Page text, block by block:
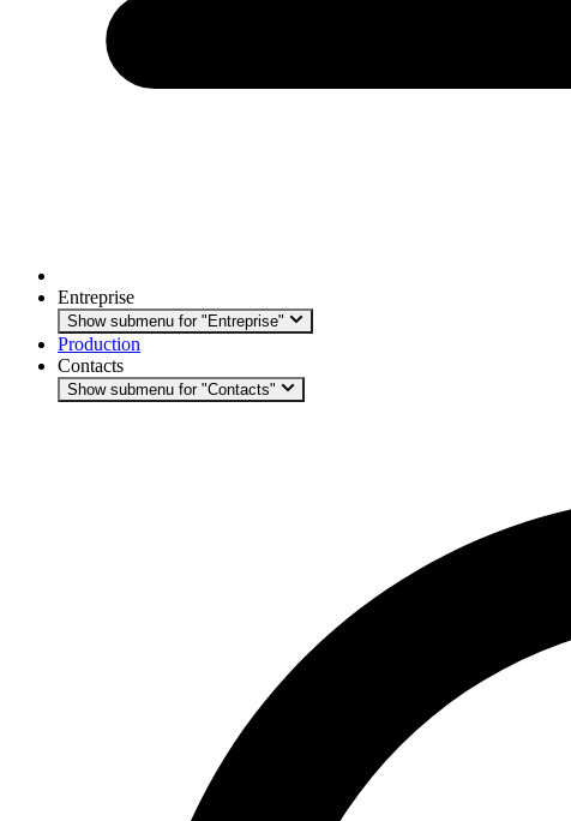
Entreprise
Show submenu for "Entreprise"
Production
Contacts
Show submenu for "Contacts"